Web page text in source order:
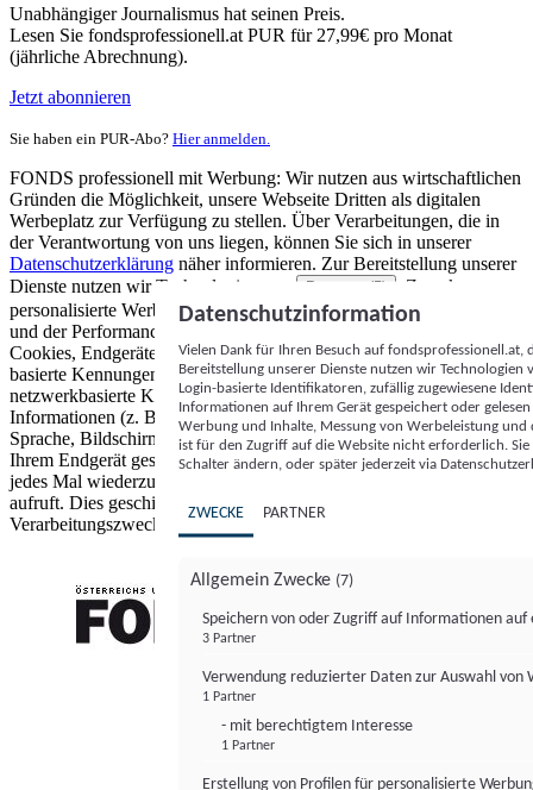
Unabhängiger Journalismus hat seinen Preis.
Lesen Sie fondsprofessionell.at PUR für 27,99€ pro Monat
(jährliche Abrechnung).
Jetzt abonnieren
Sie haben ein PUR-Abo? Hier anmelden.
FONDS professionell mit Werbung: Wir nutzen aus wirtschaftlichen
Gründen die Möglichkeit, unsere Webseite Dritten als digitalen
Werbeplatz zur Verfügung zu stellen. Über Verarbeitungen, die in
der Verantwortung von uns liegen, können Sie sich in unserer
Datenschutzerklärung näher informieren. Zur Bereitstellung unserer
Dienste nutzen wir Technologien von
Partnern (5)
. Zwecke:
personalisierte Werbung und Inhalte, Messung von Werbeleistung
und der Performance von Inhalten sowie Zielgruppenforschung.
Cookies, Endgeräte- oder ähnliche Online-Kennungen (z. B. login-
basierte Kennungen, zufällig generierte Kennungen,
netzwerkbasierte Kennungen) können zusammen mit anderen
Informationen (z. B. Browsertyp und Browserinformationen,
Sprache, Bildschirmgröße, unterstützte Technologien usw.) auf
Ihrem Endgerät gespeichert oder von dort ausgelesen werden, um es
jedes Mal wiederzuerkennen, wenn es eine App oder einer Webseite
aufruft. Dies geschieht für einen oder mehrere der hier aufgeführten
Verarbeitungszwecke.
Datenschutzinformation
Vielen Dank für Ihren Besuch auf
Bereitstellung unserer Dienste nutzen wir Technologien
Login-basierte Identifikatoren, zufällig zugewiesene
Informationen auf Ihrem Gerät gespeichert oder
Werbung und Inhalte, Messung von Werbeleistung
ist für den Zugriff auf die Website nicht erforderlich.
Schalter ändern, oder später jederzeit via
ZWECKE PARTNER
Allgemein Zwecke (7)
Speichern von oder Zugriff auf Informationen auf
3 Partner
Verwendung reduzierter Daten zur Auswahl von
1 Partner
- mit berechtigtem Interesse
1 Partner
Erstellung von Profilen für personalisierte
FONDS professionell